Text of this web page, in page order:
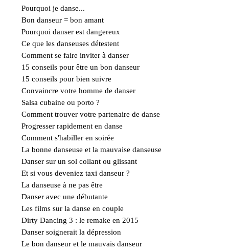
Pourquoi je danse...
Bon danseur = bon amant
Pourquoi danser est dangereux
Ce que les danseuses détestent
Comment se faire inviter à danser
15 conseils pour être un bon danseur
15 conseils pour bien suivre
Convaincre votre homme de danser
Salsa cubaine ou porto ?
Comment trouver votre partenaire de danse
Progresser rapidement en danse
Comment s'habiller en soirée
La bonne danseuse et la mauvaise danseuse
Danser sur un sol collant ou glissant
Et si vous deveniez taxi danseur ?
La danseuse à ne pas être
Danser avec une débutante
Les films sur la danse en couple
Dirty Dancing 3 : le remake en 2015
Danser soignerait la dépression
Le bon danseur et le mauvais danseur